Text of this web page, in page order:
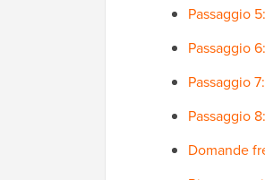
Passaggio
Passaggio
Passaggio
Passaggio
Domande